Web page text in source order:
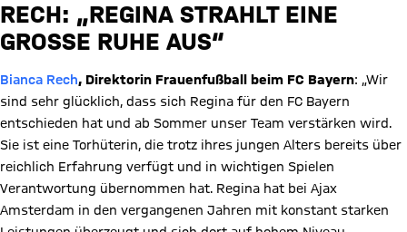
RECH: „REGINA STRAHLT EINE
GROSSE RUHE AUS“
Bianca Rech, Direktorin Frauenfußball beim FC Bayern: „Wir
sind sehr glücklich, dass sich Regina für den FC Bayern
entschieden hat und ab Sommer unser Team verstärken wird.
Sie ist eine Torhüterin, die trotz ihres jungen Alters bereits über
reichlich Erfahrung verfügt und in wichtigen Spielen
Verantwortung übernommen hat. Regina hat bei Ajax
Amsterdam in den vergangenen Jahren mit konstant starken